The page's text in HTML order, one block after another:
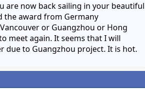
are now back sailing in your beautiful
the award from Germany
or Guangzhou or Hong
meet again. It seems that I will
due to Guangzhou project. It is hot.